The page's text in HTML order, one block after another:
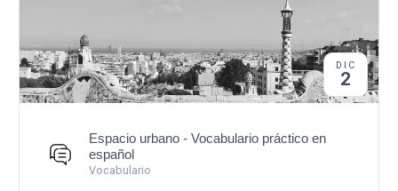
DIC
2
Espacio urbano - Vocabulario práctico en
español
Vocabulario